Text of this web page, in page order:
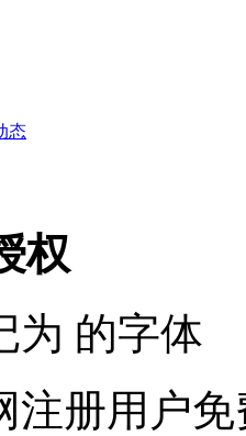
态
权
为 的字体
注册用户